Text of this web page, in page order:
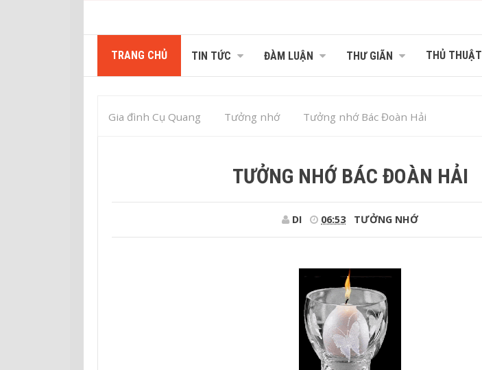
TRANG CHỦ TIN TỨC ĐÀM LUẬN THƯ GIÃN THỦ THUẬT
Gia đình Cụ Quang Tưởng nhớ Tưởng nhớ Bác Đoàn Hải
TƯỞNG NHỚ BÁC ĐOÀN HẢI
DI 06:53 TƯỞNG NHỚ